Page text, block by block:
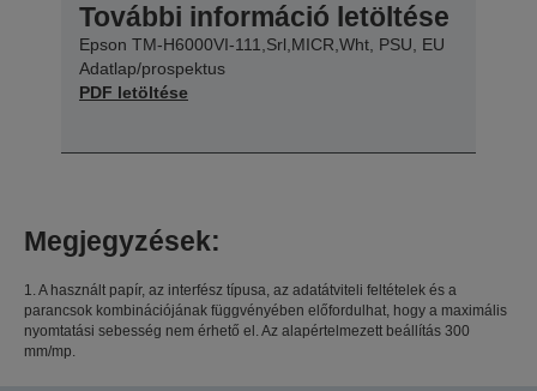
További információ letöltése
Epson TM-H6000VI-111,Srl,MICR,Wht, PSU, EU
Adatlap/prospektus
PDF letöltése
Megjegyzések:
1. A használt papír, az interfész típusa, az adatátviteli feltételek és a
parancsok kombinációjának függvényében előfordulhat, hogy a maximális
nyomtatási sebesség nem érhető el. Az alapértelmezett beállítás 300
mm/mp.